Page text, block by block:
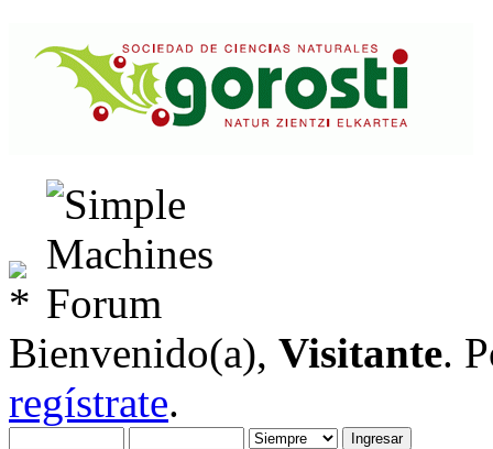
Bienvenido(a), Visitante.
regístrate.